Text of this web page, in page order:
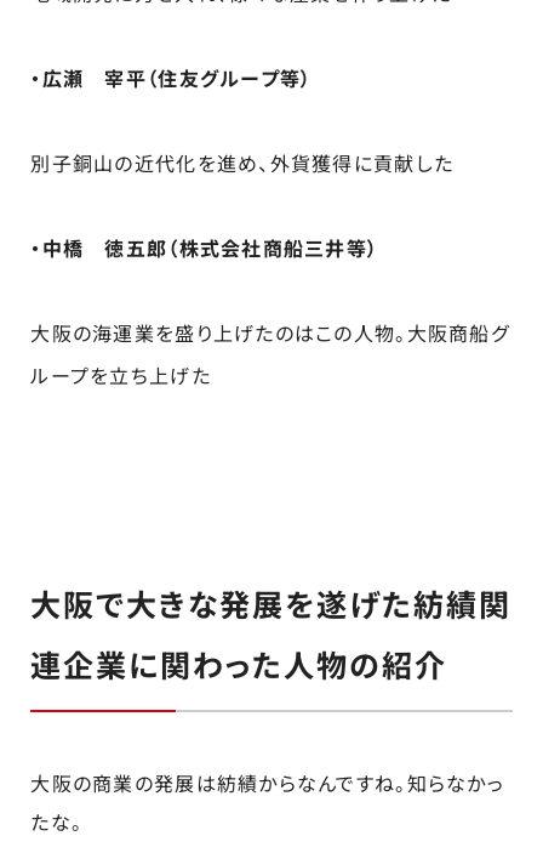
・広瀬 宰平（住友グループ等）
別子銅山の近代化を進め、外貨獲得に貢献した
・中橋 徳五郎（株式会社商船三井等）
大阪の海運業を盛り上げたのはこの人物。大阪商船グ
ループを立ち上げた
大阪で大きな発展を遂げた紡績関
連企業に関わった人物の紹介
大阪の商業の発展は紡績からなんですね。知らなかっ
たな。